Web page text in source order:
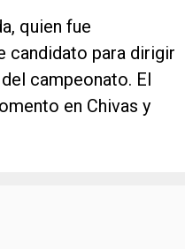
quien fue
candidato para dirigir
campeonato. El
en Chivas y